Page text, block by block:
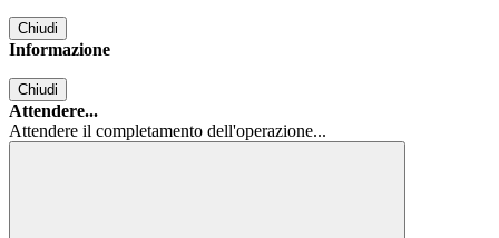
Chiudi
Informazione
Chiudi
Attendere...
Attendere il completamento dell'operazione...